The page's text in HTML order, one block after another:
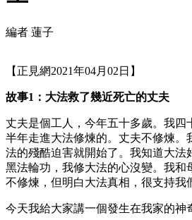
編者 蓮子
【正見網2021年04月02日】
故事1：大法救了幾近死亡的丈夫
丈夫是個工人，今年五十多歲。我四
半年走進大法修煉的。丈夫不修煉。
法的殘酷迫害就開始了。我知道大法
黑法輪功，我修大法的心沒變。我和
不修煉，但明白大法真相，很支持我
今天我給大家講一個發生在我家的神